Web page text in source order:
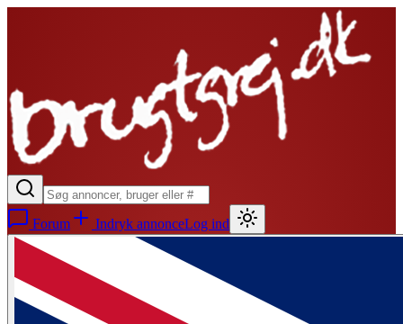
Forum Indryk annonceLog ind